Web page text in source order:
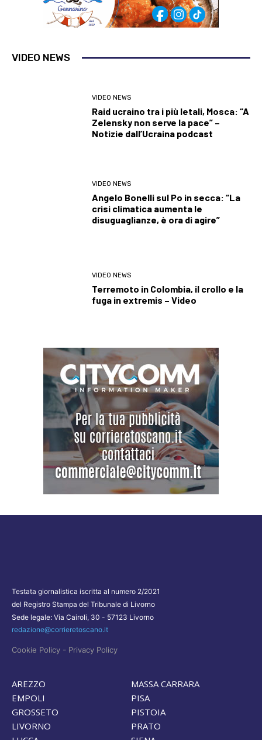
VIDEO NEWS
VIDEO NEWS
Raid ucraino tra i più letali, Mosca: “A
Zelensky non serve la pace” –
Notizie dall’Ucraina podcast
VIDEO NEWS
Angelo Bonelli sul Po in secca: “La
crisi climatica aumenta le
disuguaglianze, è ora di agire”
VIDEO NEWS
Terremoto in Colombia, il crollo e la
fuga in extremis – Video
Testata giornalistica iscritta al numero 2/2021
del Registro Stampa del Tribunale di Livorno
Sede legale: Via Cairoli, 30 - 57123 Livorno
redazione@corrieretoscano.it
Cookie Policy - Privacy Policy
AREZZO
EMPOLI
GROSSETO
LIVORNO
MASSA CARRARA
PISA
PISTOIA
PRATO